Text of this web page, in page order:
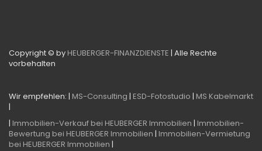
Copyright © by HEUBERGER-FINANZDIENSTE | Alle Rechte
vorbehalten
Wir empfehlen: | MS-Consulting | ESD-Fotostudio | MS Kabelmarkt
|
| Immobilien-Verkauf bei HEUBERGER Immobilien | Immobilien-
Bewertung bei HEUBERGER Immobilien | Immobilien-Vermietung
bei HEUBERGER Immobilien |